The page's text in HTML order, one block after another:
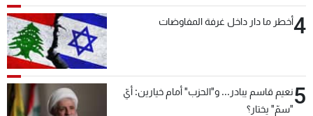
4أخطر ما دار داخل غرفة المفاوضات
5نعيم قاسم يبادر... و"الحزب" أمام خيارين: أيّ
"سمّ" يختار؟